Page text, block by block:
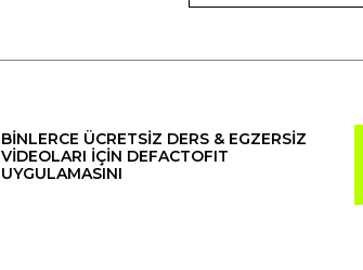
BİNLERCE ÜCRETSİZ DERS & EGZERSİZ
VİDEOLARI İÇİN DEFACTOFIT
UYGULAMASINI